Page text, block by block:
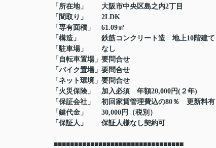
「所在地」 大阪市中央区島之内2丁目
「 間取り」 2LDK
「専有面積」 61.09㎡
「構造」 鉄筋コンクリート造 地上10階建て
「駐車場」 なし
「自転車置場」要問合せ
「バイク置場」要問合せ
「ネット環境」要問合せ
「火災保険」 加入必須 年額20,000円(２年)
「保証会社」 初回家賃管理費込の80％ 更新料有
「鍵代金」 30,000円（税別）
「保証人」 保証人様なし契約可
■■■■■■■■■■■■■■■■■■■■■■■■■■■■■■■■